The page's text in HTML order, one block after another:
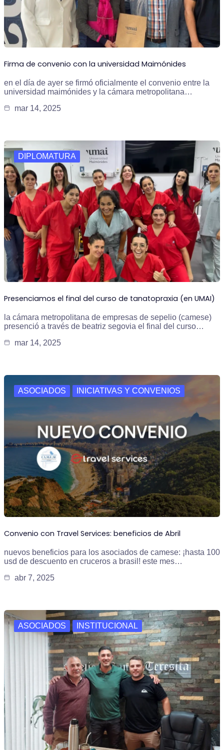
Firma de convenio con la universidad Maimónides
en el día de ayer se firmó oficialmente el convenio entre la
universidad maimónides y la cámara metropolitana…
mar 14, 2025
DIPLOMATURA
Presenciamos el final del curso de tanatopraxia (en UMAI)
la cámara metropolitana de empresas de sepelio (camese)
presenció a través de beatriz segovia el final del curso…
mar 14, 2025
ASOCIADOS INICIATIVAS Y CONVENIOS
Convenio con Travel Services: beneficios de Abril
nuevos beneficios para los asociados de camese: ¡hasta 100
usd de descuento en cruceros a brasil! este mes…
abr 7, 2025
ASOCIADOS INSTITUCIONAL